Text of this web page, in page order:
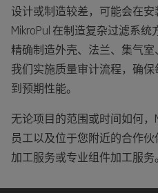
设计或制造较差，可能会在安
MikroPul 在制造复杂过滤系
精确制造外壳、法兰、集气室
我们实施质量审计流程，确
到预期性能。
无论项目的范围或时间如何
员工以及位于您附近的合作
加工服务或专业组件加工服务。